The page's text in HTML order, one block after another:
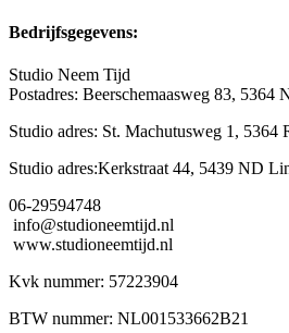
Bedrijfsgegevens:
Studio Neem Tijd
Postadres: Beerschemaasweg 83, 5364
Studio adres: St. Machutusweg 1, 5364
Studio adres:Kerkstraat 44, 5439 ND
06-29594748
info@studioneemtijd.nl
www.studioneemtijd.nl
Kvk nummer: 57223904
BTW nummer: NL001533662B21